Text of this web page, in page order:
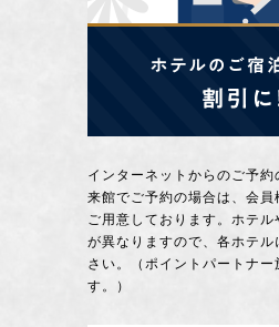
インターネットからのご予
来館でご予約の場合は、会
ご用意しております。ホテ
が異なりますので、各ホテ
さい。（ポイントパートナ
す。）